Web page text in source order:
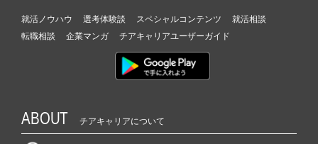
就活ノウハウ 選考体験談 スペシャルコンテンツ
就活相談
転職相談
企業マンガ チアキャリアユーザーガイド
ABOUT チアキャリアについて